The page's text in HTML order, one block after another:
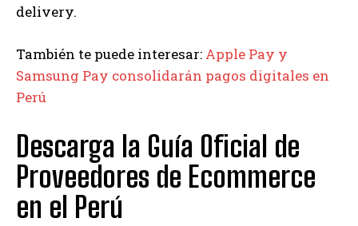
delivery.
También te puede interesar: Apple Pay y
Samsung Pay consolidarán pagos digitales en
Perú
Descarga la Guía Oficial de
Proveedores de Ecommerce
en el Perú